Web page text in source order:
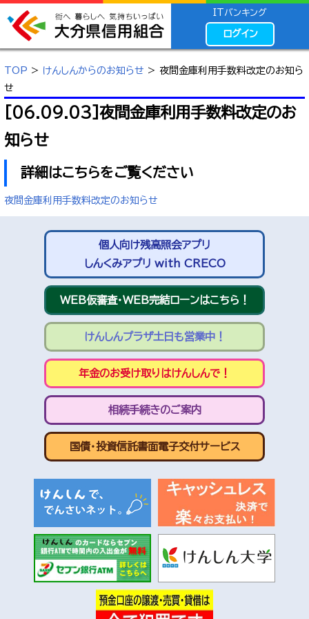
ITバンキング
ログイン
TOP > けんしんからのお知らせ > 夜間金庫利用手数料改定のお知ら
せ
[06.09.03]夜間金庫利用手数料改定のお
知らせ
詳細はこちらをご覧ください
夜間金庫利用手数料改定のお知らせ
個人向け残高照会アプリ
しんくみアプリ with CRECO
WEB仮審査・WEB完結ローンはこちら！
けんしんプラザ土日も営業中！
年金のお受け取りはけんしんで！
相続手続きのご案内
国債・投資信託書面電子交付サービス